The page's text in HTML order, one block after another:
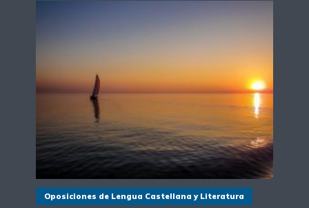
Oposiciones de Lengua Castellana y Literatura